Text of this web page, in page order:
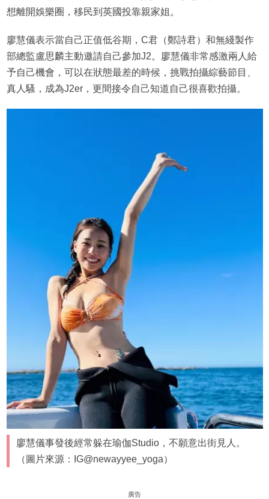
想離開娛樂圈，移民到英國投靠親家姐。
廖慧儀表示當自己正值低谷期，C君（鄭詩君）和無綫製作
部總監盧思麟主動邀請自己參加J2。廖慧儀非常感激兩人給
予自己機會，可以在狀態最差的時候，挑戰拍攝綜藝節目、
真人騷，成為J2er，更間接令自己知道自己很喜歡拍攝。
廖慧儀事發後經常躲在瑜伽Studio，不願意出街見人。
（圖片來源：IG@newayyee_yoga）
廣告